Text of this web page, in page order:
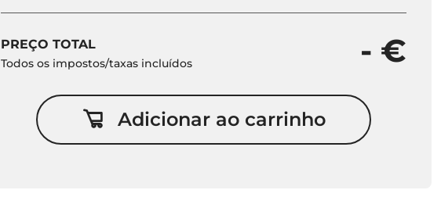
PREÇO TOTAL
Todos os impostos/taxas incluídos - €
Adicionar ao carrinho